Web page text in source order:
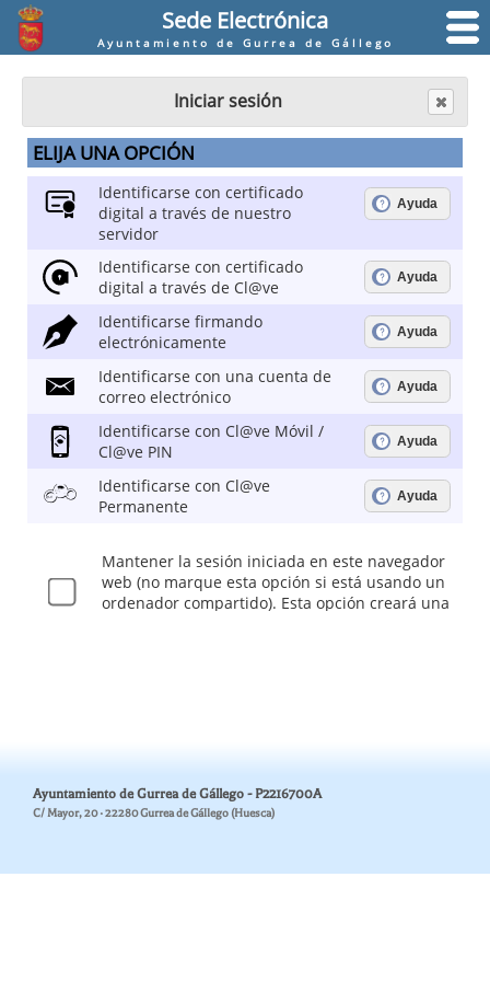
Sede Electrónica
Ayuntamiento de Gurrea de Gállego
Iniciar sesión
Ayuntamiento de Gurrea de Gállego - P2216700A
C/ Mayor, 20 · 22280 Gurrea de Gállego (Huesca)